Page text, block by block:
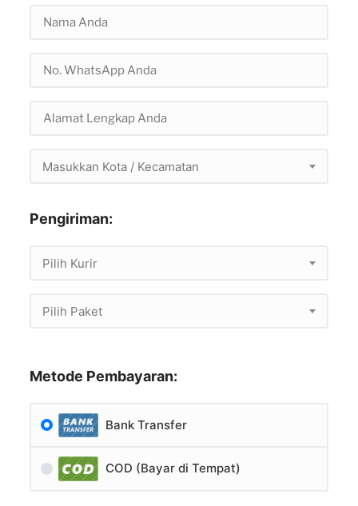
Masukkan Kota / Kecamatan
Pengiriman:
Pilih Kurir
Pilih Paket
Metode Pembayaran:
Bank Transfer
COD (Bayar di Tempat)